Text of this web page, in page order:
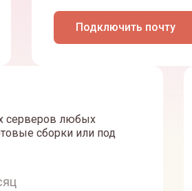
Подключить почту
серверов любых
сборки или под